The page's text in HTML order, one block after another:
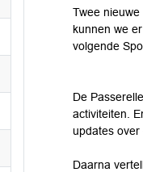
Twee
kunnen we
volgende
De
activiteiten.
updates over
Daarna